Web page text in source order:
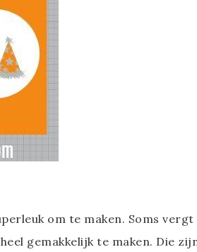
om te maken. Soms vergt
gemakkelijk te maken. Die